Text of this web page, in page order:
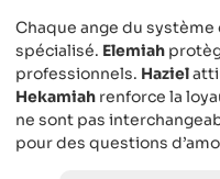
Chaque ange du
spécialisé. Elemiah
professionnels. Haziel
Hekamiah renforce la
ne sont pas
pour des questions